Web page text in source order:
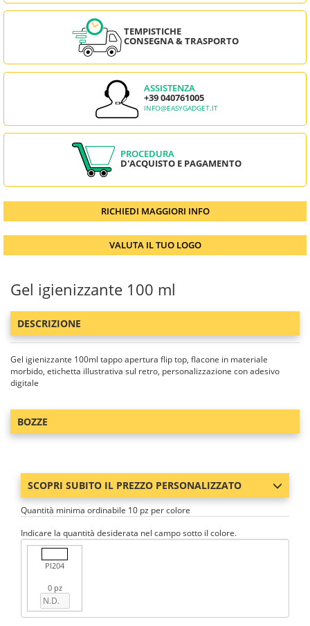
TEMPISTICHE
CONSEGNA & TRASPORTO
ASSISTENZA
+39 040761005
INFO@EASYGADGET.IT
PROCEDURA
D'ACQUISTO E PAGAMENTO
RICHIEDI MAGGIORI INFO
VALUTA IL TUO LOGO
Gel igienizzante 100 ml
DESCRIZIONE
Gel igienizzante 100ml tappo apertura flip top, flacone in materiale
morbido, etichetta illustrativa sul retro, personalizzazione con adesivo
digitale
BOZZE
SCOPRI SUBITO IL PREZZO PERSONALIZZATO
Quantità minima ordinabile 10 pz per colore
Indicare la quantità desiderata nel campo sotto il colore.
PI204
0 pz